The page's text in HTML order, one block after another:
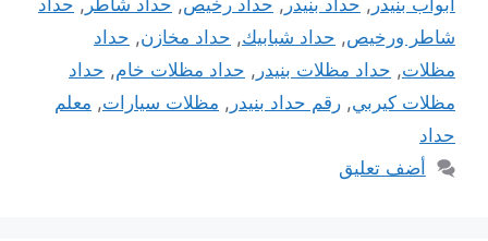
أبواب بنيدر , حداد بنيدر , حداد رخيص, حداد شاطر , حداد
شاطر ورخيص, حداد شبابيك, حداد مخازن, حداد
مظلات, حداد مظلات بنيدر , حداد مظلات خام, حداد
مظلات كيربي, رقم حداد بنيدر , مظلات سيارات, معلم
حداد
أضف تعليق